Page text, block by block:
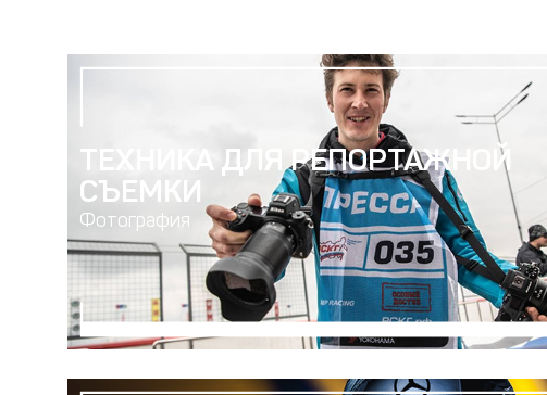
ТЕХНИКА ДЛЯ РЕПОРТАЖНОЙ
СЪЕМКИ
Фотография